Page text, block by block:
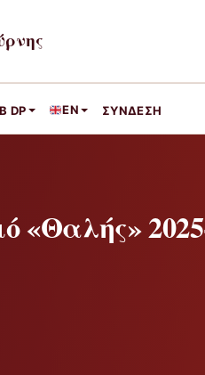
DP EN ΣΎΝΔΕΣΗ
«Θαλής»